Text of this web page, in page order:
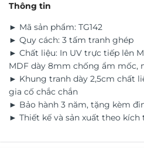
Thông tin
► Mã sản phẩm: TG142
► Quy cách: 3 tấm tranh ghép
► Chất liệu: In UV trực tiếp lên
MDF dày 8mm chống ẩm mốc,
► Khung tranh dày 2,5cm chất
gia cố chắc chắn
► Bảo hành 3 năm, tặng kèm
► Thiết kế và sản xuất theo kích